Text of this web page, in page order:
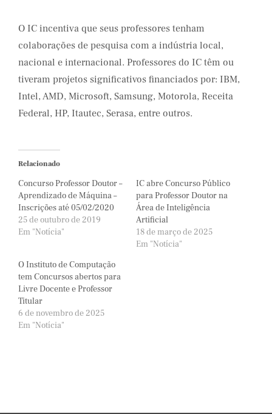
O IC incentiva que seus professores tenham
colaborações de pesquisa com a indústria local,
nacional e internacional. Professores do IC têm ou
tiveram projetos significativos financiados por: IBM,
Intel, AMD, Microsoft, Samsung, Motorola, Receita
Federal, HP, Itautec, Serasa, entre outros.
Relacionado
Concurso Professor Doutor –
Aprendizado de Máquina –
Inscrições até 05/02/2020
25 de outubro de 2019
Em "Notícia"
IC abre Concurso Público
para Professor Doutor na
Área de Inteligência
Artificial
18 de março de 2025
Em "Notícia"
O Instituto de Computação
tem Concursos abertos para
Livre Docente e Professor
Titular
6 de novembro de 2025
Em "Notícia"